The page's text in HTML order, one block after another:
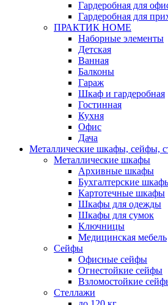
Гардеробная для
Гардеробная для
ПРАКТИК HOME
Наборные элементы
Детская
Ванная
Балконы
Гараж
Шкаф и гардеробная
Гостинная
Кухня
Офис
Дача
Металлические шкафы, сейфы,
Металлические шкафы
Архивные шкафы
Бухгалтерские
Картотечные шкафы
Шкафы для одежды
Шкафы для сумок
Ключницы
Медицинская мебель
Сейфы
Офисные сейфы
Огнестойкие сейфы
Взломостойкие
Стеллажи